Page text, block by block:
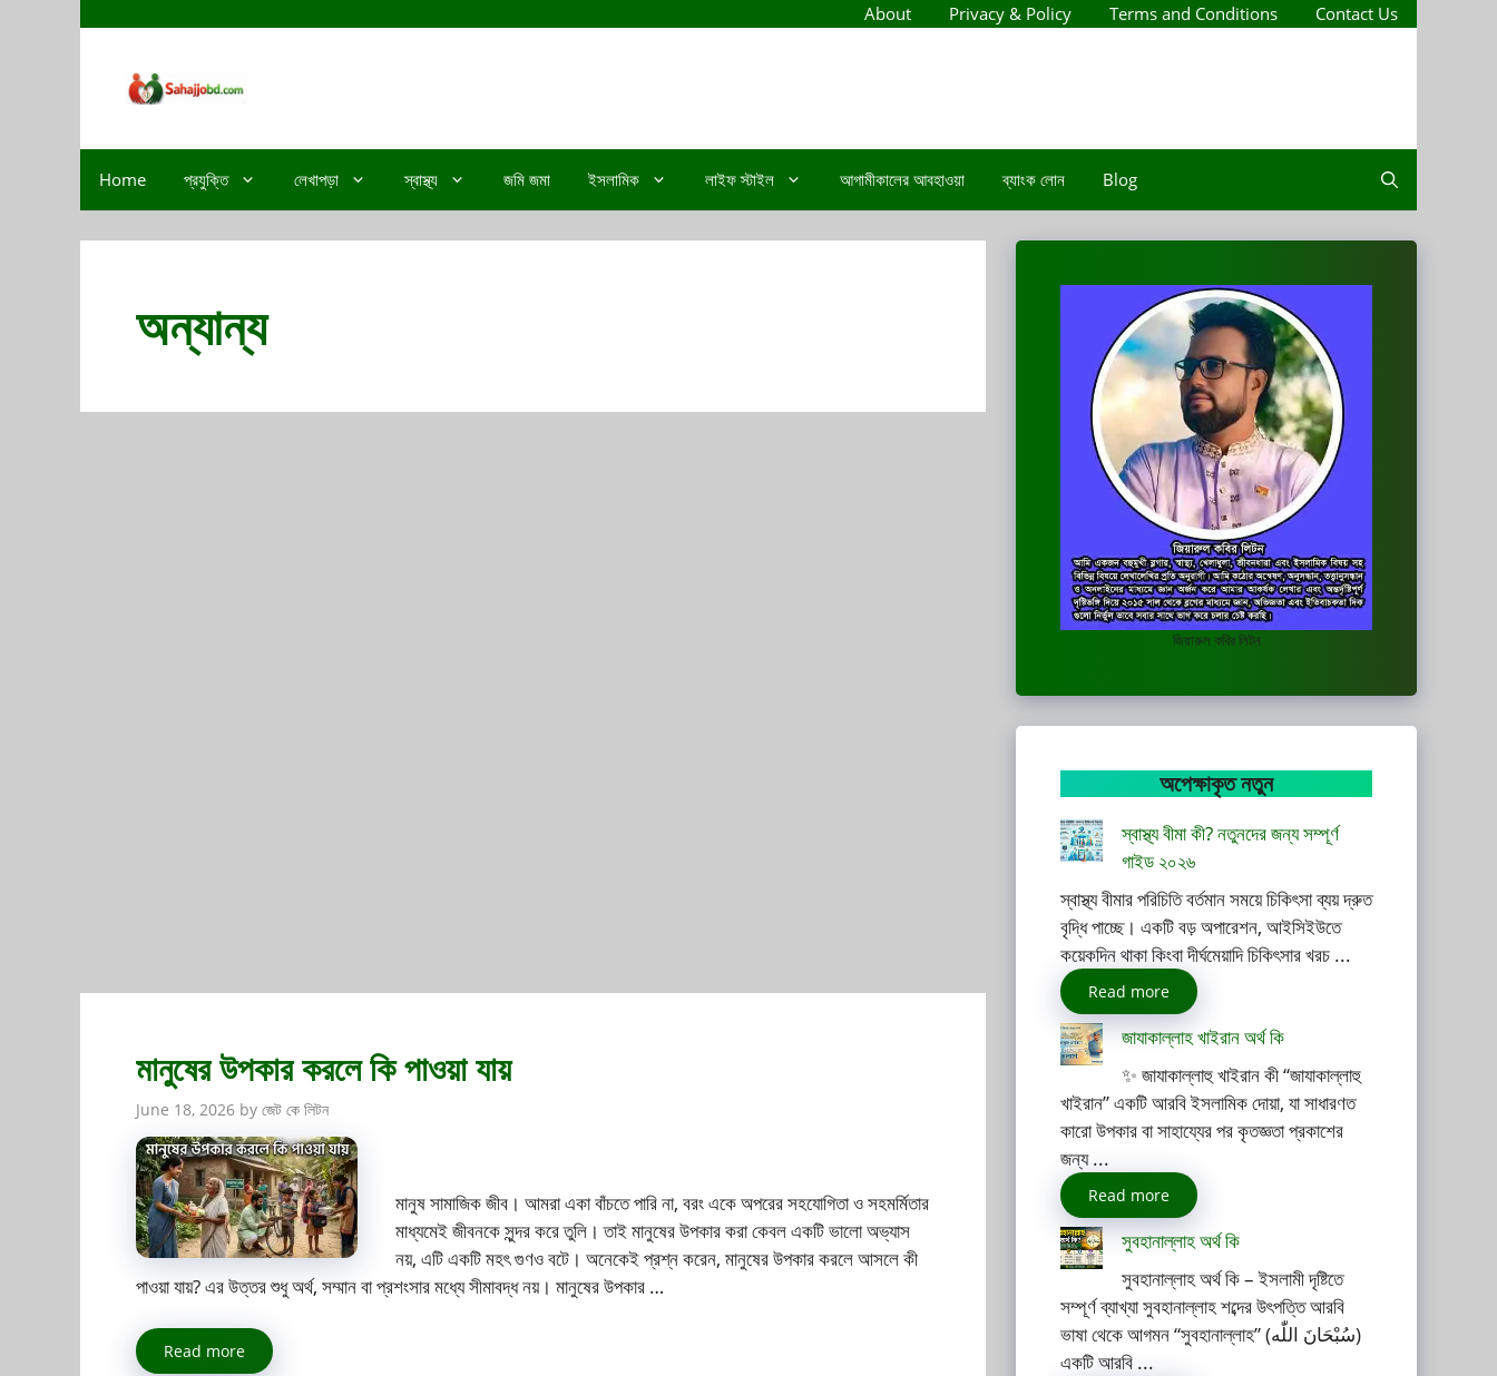
About Privacy & Policy Terms and Conditions Contact Us
Home প্রযুক্তি লেখাপড়া স্বাস্থ্য জমি জমা ইসলামিক লাইফ স্টাইল আগামীকালের আবহাওয়া ব্যাংক লোন Blog
অন্যান্য
মানুষের উপকার করলে কি পাওয়া যায়
June 18, 2026 by জেট কে লিটন
মানুষ সামাজিক জীব। আমরা একা বাঁচতে পারি না, বরং একে অপরের সহযোগিতা ও সহমর্মিতার
মাধ্যমেই জীবনকে সুন্দর করে তুলি। তাই মানুষের উপকার করা কেবল একটি ভালো অভ্যাস
নয়, এটি একটি মহৎ গুণও বটে। অনেকেই প্রশ্ন করেন, মানুষের উপকার করলে আসলে কী
পাওয়া যায়? এর উত্তর শুধু অর্থ, সম্মান বা প্রশংসার মধ্যে সীমাবদ্ধ নয়। মানুষের উপকার …
Read more
জিয়ারুল কবির লিটন
অপেক্ষাকৃত নতুন
স্বাস্থ্য বীমা কী? নতুনদের জন্য সম্পূর্ণ
গাইড ২০২৬
স্বাস্থ্য বীমার পরিচিতি বর্তমান সময়ে চিকিৎসা ব্যয় দ্রুত
বৃদ্ধি পাচ্ছে। একটি বড় অপারেশন, আইসিইউতে
কয়েকদিন থাকা কিংবা দীর্ঘমেয়াদি চিকিৎসার খরচ ...
Read more
জাযাকাল্লাহ খাইরান অর্থ কি
✨ জাযাকাল্লাহু খাইরান কী “জাযাকাল্লাহু
খাইরান” একটি আরবি ইসলামিক দোয়া, যা সাধারণত
কারো উপকার বা সাহায্যের পর কৃতজ্ঞতা প্রকাশের
জন্য ...
Read more
সুবহানাল্লাহ অর্থ কি
সুবহানাল্লাহ অর্থ কি – ইসলামী দৃষ্টিতে
সম্পূর্ণ ব্যাখ্যা সুবহানাল্লাহ শব্দের উৎপত্তি আরবি
ভাষা থেকে আগমন “সুবহানাল্লাহ” (سُبْحَانَ اللّٰه)
একটি আরবি ...